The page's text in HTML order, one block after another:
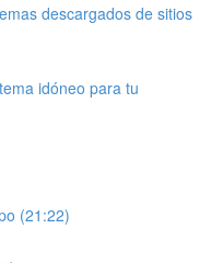
descargados de sitios
idóneo para tu
(21:22)